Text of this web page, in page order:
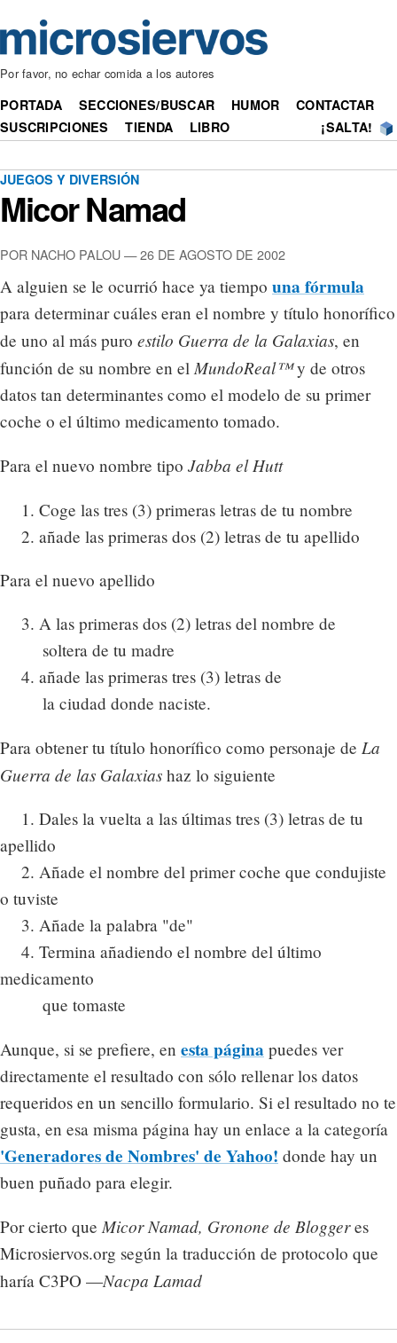
Por favor, no echar comida a los autores
PORTADA SECCIONES/BUSCAR HUMOR
CONTACTAR
SUSCRIPCIONES
TIENDA LIBRO ¡SALTA!
JUEGOS Y DIVERSIÓN
Micor Namad
POR NACHO PALOU — 26 DE AGOSTO DE 2002
A alguien se le ocurrió hace ya tiempo una fórmula
para determinar cuáles eran el nombre y título honorífico
de uno al más puro estilo Guerra de la Galaxias, en
función de su nombre en elMundoReal™y de otros
datos tan determinantes como el modelo de su primer
coche o el último medicamento tomado.
Para el nuevo nombre tipo Jabba el Hutt
1. Coge las tres (3) primeras letras de tu nombre
2. añade las primeras dos (2) letras de tu apellido
Para el nuevo apellido
3. A las primeras dos (2) letras del nombre de
soltera de tu madre
4. añade las primeras tres (3) letras de
la ciudad donde naciste.
Para obtener tu título honorífico como personaje de La
Guerra de las Galaxias haz lo siguiente
1. Dales la vuelta a las últimas tres (3) letras de tu
apellido
2. Añade el nombre del primer coche que condujiste
o tuviste
3. Añade la palabra "de"
4. Termina añadiendo el nombre del último
medicamento
que tomaste
Aunque, si se prefiere, en esta página puedes ver
directamente el resultado con sólo rellenar los datos
requeridos en un sencillo formulario. Si el resultado no te
gusta, en esa misma página hay un enlace a la categoría
'Generadores de Nombres' de Yahoo! donde hay un
buen puñado para elegir.
Por cierto que Micor Namad, Gronone de Bloggeres
Microsiervos.org según la traducción de protocolo que
haría C3PO —Nacpa Lamad